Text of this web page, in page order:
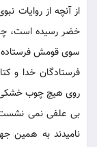
از آنچه از روايات
خضر رسيده است،
سوى قومش فرستاده
فرستادگان خدا و
روى هيچ چوب
بى علفى نمی
ناميدند به همين